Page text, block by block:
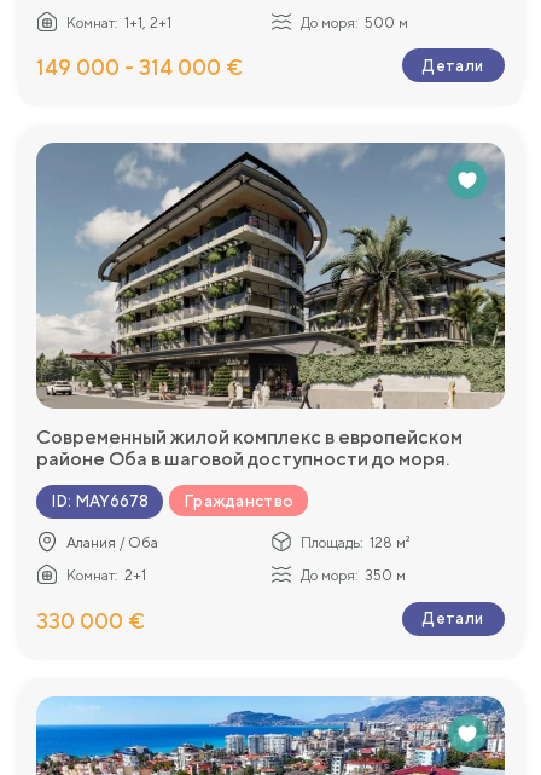
Комнат: 1+1, 2+1 До моря: 500 м
149 000 - 314 000 € Детали
Современный жилой комплекс в европейском
районе Оба в шаговой доступности до моря.
ID: MAY6678 Гражданство
Алания / Оба Площадь: 128 м²
Комнат: 2+1 До моря: 350 м
330 000 € Детали